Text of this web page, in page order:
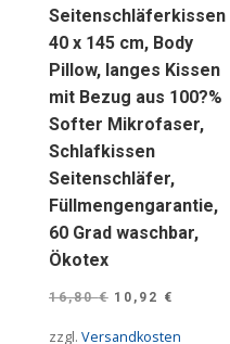
Seitenschläferkissen
40 x 145 cm, Body
Pillow, langes Kissen
mit Bezug aus 100?%
Softer Mikrofaser,
Schlafkissen
Seitenschläfer,
Füllmengengarantie,
60 Grad waschbar,
Ökotex
16,80€ Ursprünglicher
10,92 €
zzgl. Versandkosten